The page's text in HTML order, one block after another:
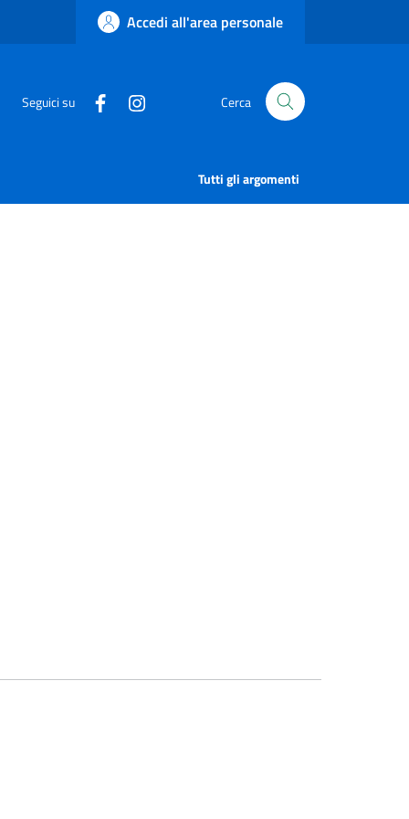
Accedi all'area personale
Seguici su Cerca
Tutti gli argomenti